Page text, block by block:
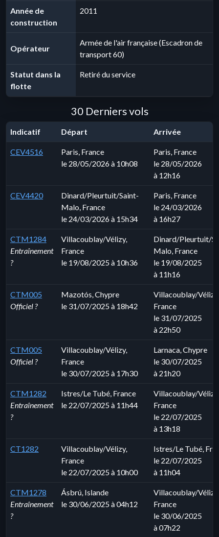
Année de
construction
2011
Opérateur
Armée de l'air française (Escadron de
transport 60)
Statut dans la
flotte
Retiré du service
30 Derniers vols
Indicatif Départ Arrivée
CEV4516
Paris, France
le 28/05/2026 à 10h08
Paris, France
le 28/05/2026
à 12h16
CEV4420
Dinard/Pleurtuit/Saint-
Malo, France
le 24/03/2026 à 15h34
Paris, France
le 24/03/2026
à 16h27
CTM1284
Entraînement
?
Villacoublay/Vélizy,
France
le 19/08/2025 à 10h36
Dinard/Pleurtuit/
Malo, France
le 19/08/2025
à 11h16
CTM005
Officiel ?
Mazotós, Chypre
le 31/07/2025 à 18h42
Villacoublay/Vélizy,
France
le 31/07/2025
à 22h50
CTM005
Officiel ?
Villacoublay/Vélizy,
France
le 30/07/2025 à 17h30
Larnaca, Chypre
le 30/07/2025
à 21h20
CTM1282
Entraînement
?
Istres/Le Tubé, France
le 22/07/2025 à 11h44
Villacoublay/Vélizy,
France
le 22/07/2025
à 13h18
CT1282
Villacoublay/Vélizy,
France
le 22/07/2025 à 10h00
Istres/Le Tubé,
le 22/07/2025
à 11h04
CTM1278
Entraînement
?
Ásbrú, Islande
le 30/06/2025 à 04h12
Villacoublay/Vélizy,
France
le 30/06/2025
à 07h22